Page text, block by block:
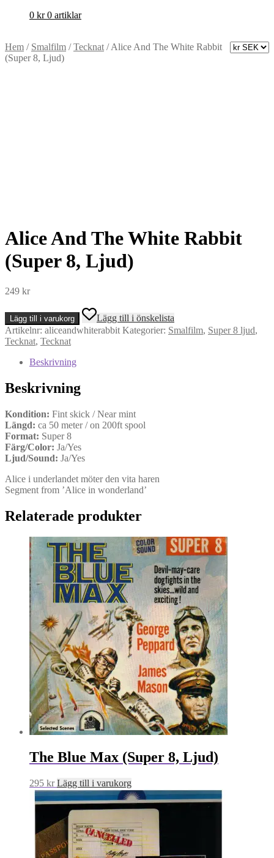
0 kr 0 artiklar
Hem / Smalfilm /Tecknat /Alice And The White Rabbit
(Super 8, Ljud)
Alice And The White Rabbit
(Super 8, Ljud)
249 kr
Alice
And
The
White
(Super
Ljud)
Lägg till i varukorg
Lägg till i önskelista
Artikelnr: aliceandwhiterabbit Kategorier: Smalfilm, Super 8 ljud,
Tecknat, Tecknat
Beskrivning
Beskrivning
Kondition: Fint skick / Near mint
Längd: ca 50 meter / on 200ft spool
Format: Super 8
Färg/Color: Ja/Yes
Ljud/Sound: Ja/Yes
Alice i underlandet möter den vita haren
Segment from ’Alice in wonderland’
Relaterade produkter
The Blue Max (Super 8, Ljud)
295 kr Lägg till i varukorg